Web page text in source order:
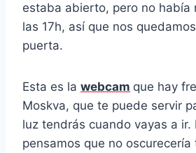
estaba abierto, pero no había
las 17h, así que nos
puerta.
Esta es la webcam que hay
Moskva, que te puede servir
luz tendrás cuando vayas a ir.
pensamos que no